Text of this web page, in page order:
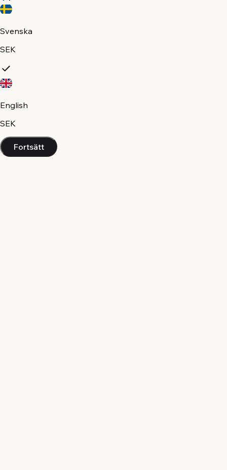
Svenska
SEK
English
SEK
Fortsätt